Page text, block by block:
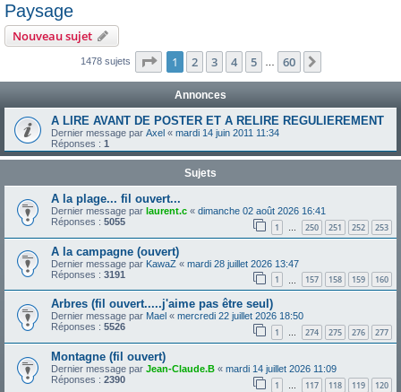
Paysage
Nouveau sujet
1478 sujets Page 1sur60
1 2 3 4 5 60
Annonces
A LIRE AVANT DE POSTER ET A RELIRE REGULIEREMENT
Dernier message par Axel « mardi 14 juin 2011 11:34
Réponses : 1
Sujets
A la plage... fil ouvert...
Dernier message par laurent.c « dimanche 02 août 2026 16:41
Réponses : 5055 1 … 250 251 252 253
A la campagne (ouvert)
Dernier message par KawaZ « mardi 28 juillet 2026 13:47
Réponses : 3191 1 157 158 159 160
Arbres (fil ouvert.....j'aime pas être seul)
Dernier message par Mael « mercredi 22 juillet 2026 18:50
Réponses : 5526 1 … 274 275 276 277
Montagne (fil ouvert)
Dernier message par Jean-Claude.B « mardi 14 juillet 2026 11:09
Réponses : 2390 1 … 117 118 119 120